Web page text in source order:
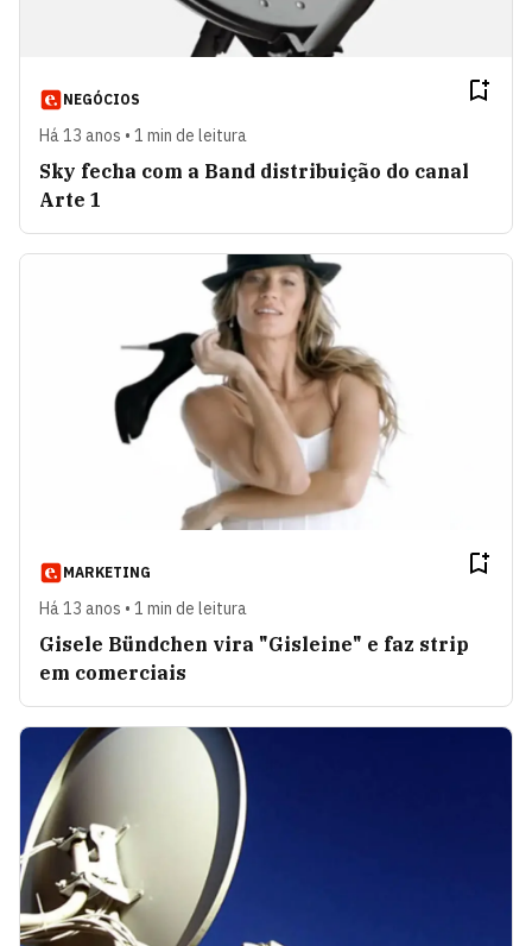
NEGÓCIOS
Há 13 anos • 1 min de leitura
Sky fecha com a Band distribuição do canal
Arte 1
MARKETING
Há 13 anos • 1 min de leitura
Gisele Bündchen vira "Gisleine" e faz strip
em comerciais